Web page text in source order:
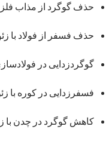
حذف گوگرد از مذاب فلز با
حذف فسفر از فولاد با
گوگردزدایی در
فسفرزدایی در کوره با
کاهش گوگرد در چدن با